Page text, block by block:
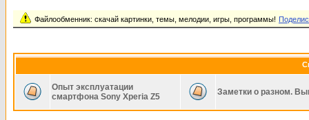
Файлообменник: скачай картинки, темы, мелодии, игры, программы!
Опыт эксплуатации
смартфона Sony Xperia Z5
Заметки о разном.